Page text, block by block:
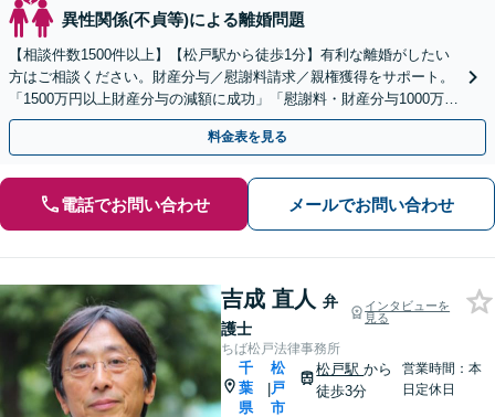
異性関係(不貞等)による離婚問題
【相談件数1500件以上】【松戸駅から徒歩1分】有利な離婚がしたい
方はご相談ください。財産分与／慰謝料請求／親権獲得をサポート。
「1500万円以上財産分与の減額に成功」「慰謝料・財産分与1000万に
アップ」新しい人生を歩むお手伝いをします
料金表を見る
電話でお問い合わせ メールでお問い合わせ
吉成 直人 弁
護士
インタビューを
見る
ちば松戸法律事務所
千
葉
県
|
松
戸
市
松戸駅から
徒歩3分
営業時間：本
日定休日